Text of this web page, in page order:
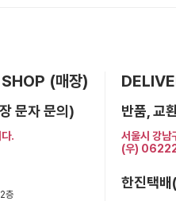
(매장)
문자 문의)
.
층
반품, 교
서울시 강
(우)
한진택